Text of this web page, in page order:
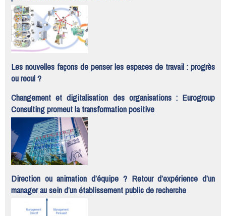
Les nouvelles façons de penser les espaces de travail : progrès
ou recul ?
Changement et digitalisation des organisations : Eurogroup
Consulting promeut la transformation positive
Direction ou animation d’équipe ? Retour d’expérience d’un
manager au sein d’un établissement public de recherche